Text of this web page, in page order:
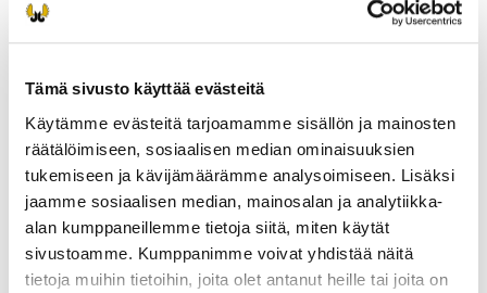
Tämä sivusto käyttää evästeitä
Käytämme evästeitä tarjoamamme sisällön ja mainosten
räätälöimiseen, sosiaalisen median ominaisuuksien
tukemiseen ja kävijämäärämme analysoimiseen. Lisäksi
jaamme sosiaalisen median, mainosalan ja analytiikka-
alan kumppaneillemme tietoja siitä, miten käytät
sivustoamme. Kumppanimme voivat yhdistää näitä
tietoja muihin tietoihin, joita olet antanut heille tai joita on
Tiedustelut numerosta 0413299205/Loviisan
Uusimaa
0413299205
loviisa@rhy.riista.fi